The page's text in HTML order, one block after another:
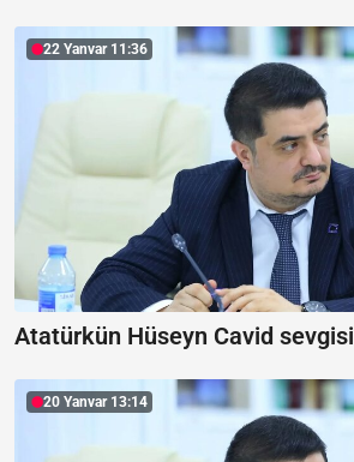
22 Yanvar 11:36
Atatürkün Hüseyn Cavid sevgisi
20 Yanvar 13:14